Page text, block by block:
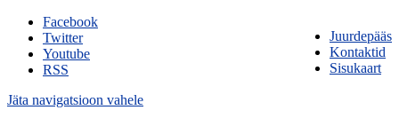
Juurdepääs
Kontaktid
Sisukaart
Facebook
Twitter
Youtube
RSS
Jäta navigatsioon vahele